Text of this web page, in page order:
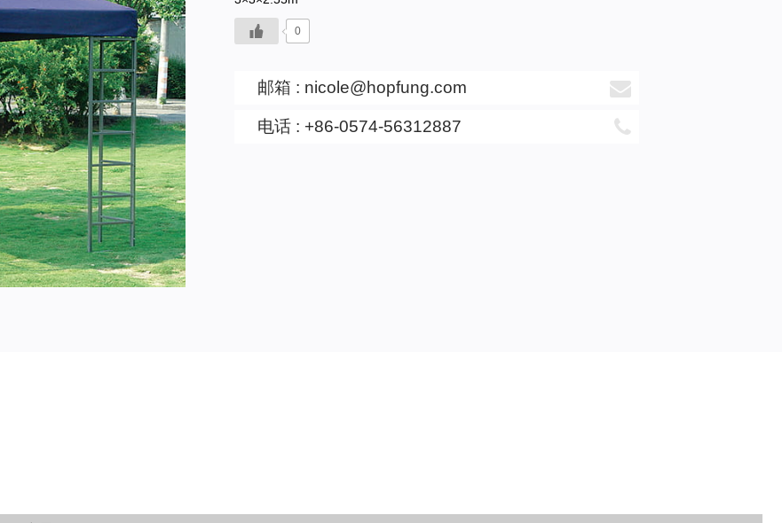
0
邮箱 : nicole@hopfung.com
电话 : +86-0574-56312887